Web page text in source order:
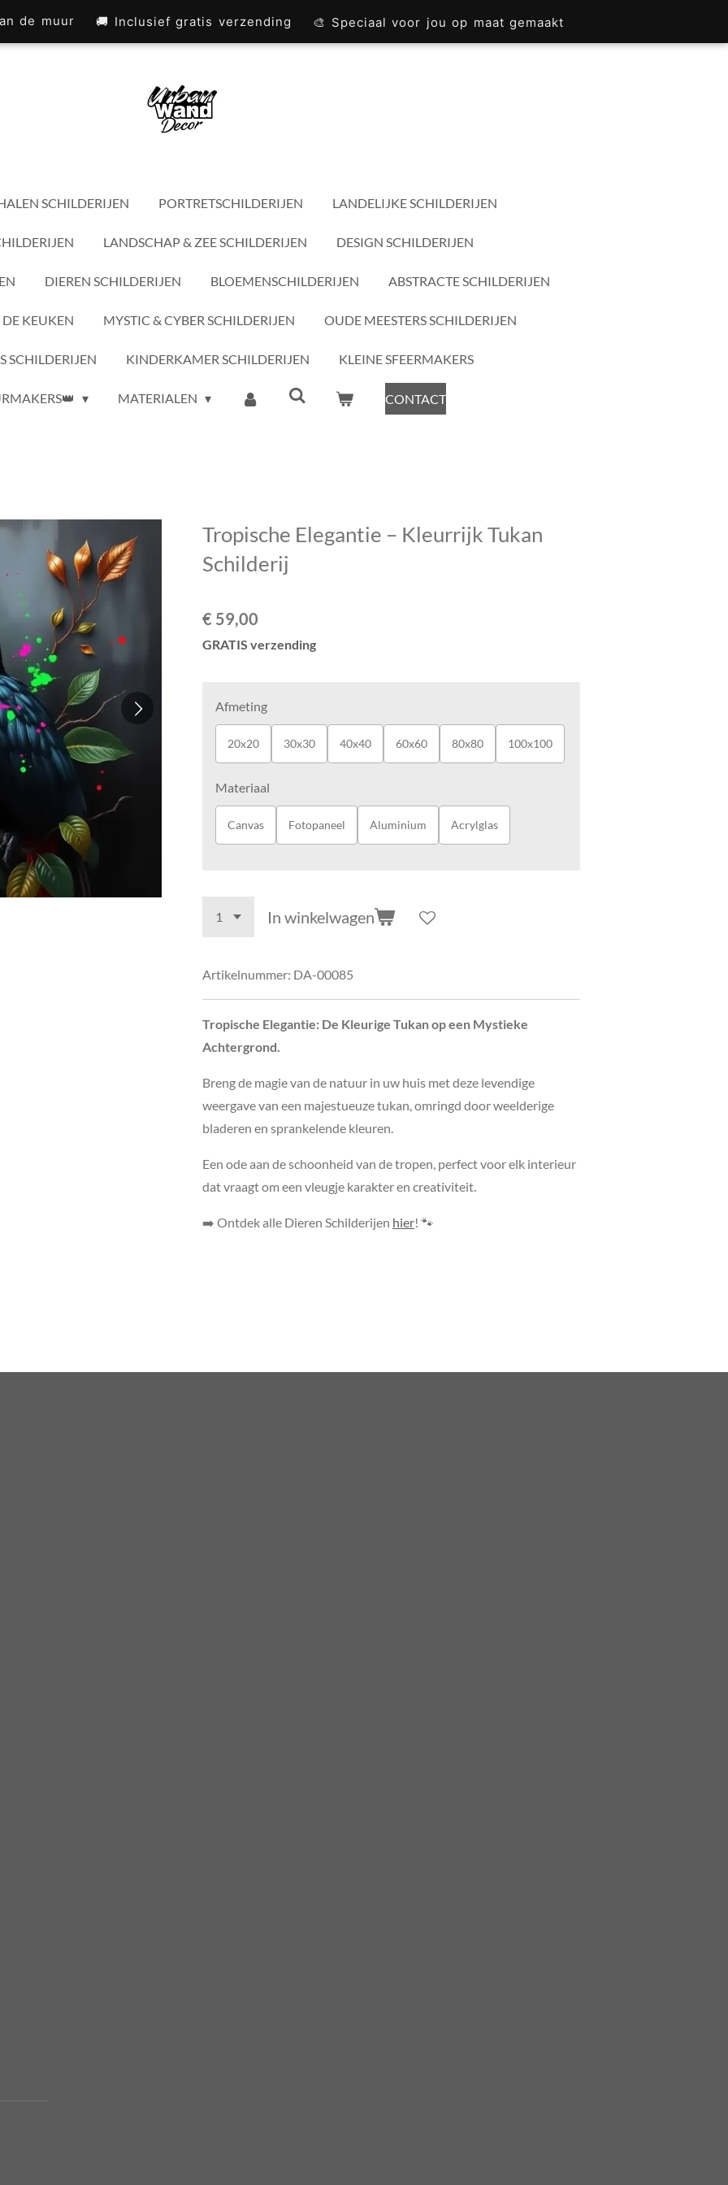
de muur 🚚 Inclusief gratis verzending 🎨 Speciaal voor jou op maat gemaakt
SCHILDERIJEN PORTRETSCHILDERIJEN LANDELIJKE SCHILDERIJEN
LANDSCHAP & ZEE SCHILDERIJEN DESIGN SCHILDERIJEN
DIEREN SCHILDERIJEN BLOEMENSCHILDERIJEN ABSTRACTE SCHILDERIJEN
KEUKEN MYSTIC & CYBER SCHILDERIJEN OUDE MEESTERS SCHILDERIJEN
SCHILDERIJEN KINDERKAMER SCHILDERIJEN KLEINE SFEERMAKERS
MATERIALEN CONTACT
Tropische Elegantie – Kleurrijk Tukan
Schilderij
€ 59,00
GRATIS verzending
Afmeting
20x20 30x30 40x40 60x60 80x80 100x100
Materiaal
Canvas Fotopaneel Aluminium Acrylglas
In winkelwagen
Artikelnummer: DA-00085
Tropische Elegantie: De Kleurige Tukan op een Mystieke
Achtergrond.
Breng de magie van de natuur in uw huis met deze levendige
weergave van een majestueuze tukan, omringd door weelderige
bladeren en sprankelende kleuren.
Een ode aan de schoonheid van de tropen, perfect voor elk interieur
dat vraagt om een vleugje karakter en creativiteit.
➡️ Ontdek alle Dieren Schilderijen hier! 🐾